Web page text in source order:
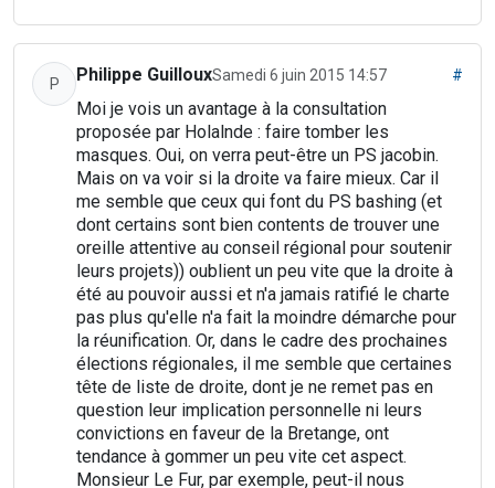
P Philippe GuillouxSamedi 6 juin 2015 14:57 #
Moi je vois un avantage à la consultation
proposée par Holalnde : faire tomber les
masques. Oui, on verra peut-être un PS jacobin.
Mais on va voir si la droite va faire mieux. Car il
me semble que ceux qui font du PS bashing (et
dont certains sont bien contents de trouver une
oreille attentive au conseil régional pour soutenir
leurs projets)) oublient un peu vite que la droite à
été au pouvoir aussi et n'a jamais ratifié le charte
pas plus qu'elle n'a fait la moindre démarche pour
la réunification. Or, dans le cadre des prochaines
élections régionales, il me semble que certaines
tête de liste de droite, dont je ne remet pas en
question leur implication personnelle ni leurs
convictions en faveur de la Bretange, ont
tendance à gommer un peu vite cet aspect.
Monsieur Le Fur, par exemple, peut-il nous